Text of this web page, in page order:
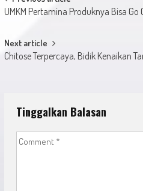
navigation
UMKM Pertamina Produknya Bisa Go
Next article
Chitose Terpercaya, Bidik Kenaikan
Tinggalkan Balasan